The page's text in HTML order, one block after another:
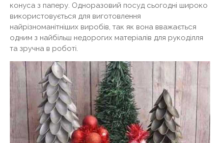
конуса з паперу. Одноразовий посуд сьогодні широко
використовується для виготовлення
найрізноманітніших виробів, так як вона вважається
одним з найбільш недорогих матеріалів для рукоділля
та зручна в роботі.